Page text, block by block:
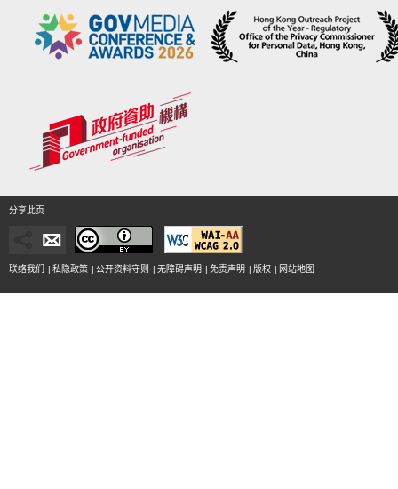
分享此页
联络我们 | 私隐政策 | 公开资料守则 | 无障碍声明 | 免责声明 | 版权 | 网站地图